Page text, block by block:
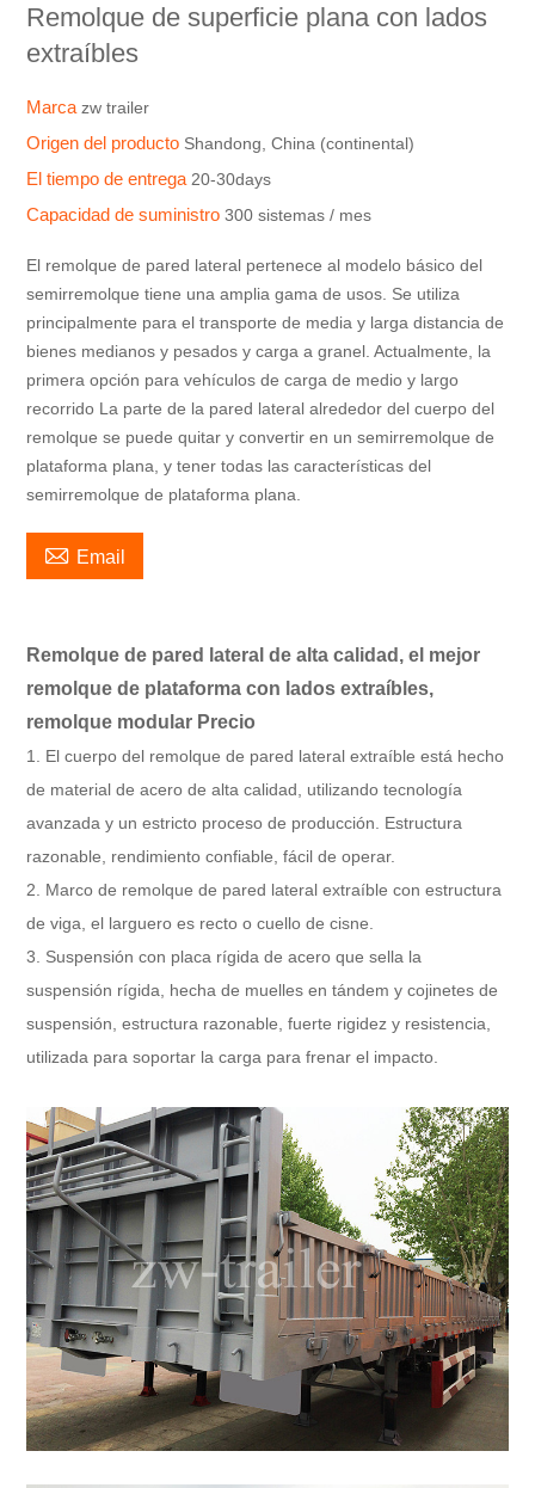
Remolque de superficie plana con lados
extraíbles
Marcazw trailer
Origen del producto Shandong, China (continental)
El tiempo de entrega 20-30days
Capacidad de suministro300 sistemas / mes
El remolque de pared lateral pertenece al modelo básico del
semirremolque tiene una amplia gama de usos. Se utiliza
principalmente para el transporte de media y larga distancia de
bienes medianos y pesados ​​y carga a granel. Actualmente, la
primera opción para vehículos de carga de medio y largo
recorrido La parte de la pared lateral alrededor del cuerpo del
remolque se puede quitar y convertir en un semirremolque de
plataforma plana, y tener todas las características del
semirremolque de plataforma plana.
 Email
Remolque de pared lateral de alta calidad, el mejor
remolque de plataforma con lados extraíbles,
remolque modular Precio
1. El cuerpo del remolque de pared lateral extraíble está hecho
de material de acero de alta calidad, utilizando tecnología
avanzada y un estricto proceso de producción. Estructura
razonable, rendimiento confiable, fácil de operar.
2. Marco de remolque de pared lateral extraíble con estructura
de viga, el larguero es recto o cuello de cisne.
3. Suspensión con placa rígida de acero que sella la
suspensión rígida, hecha de muelles en tándem y cojinetes de
suspensión, estructura razonable, fuerte rigidez y resistencia,
utilizada para soportar la carga para frenar el impacto.